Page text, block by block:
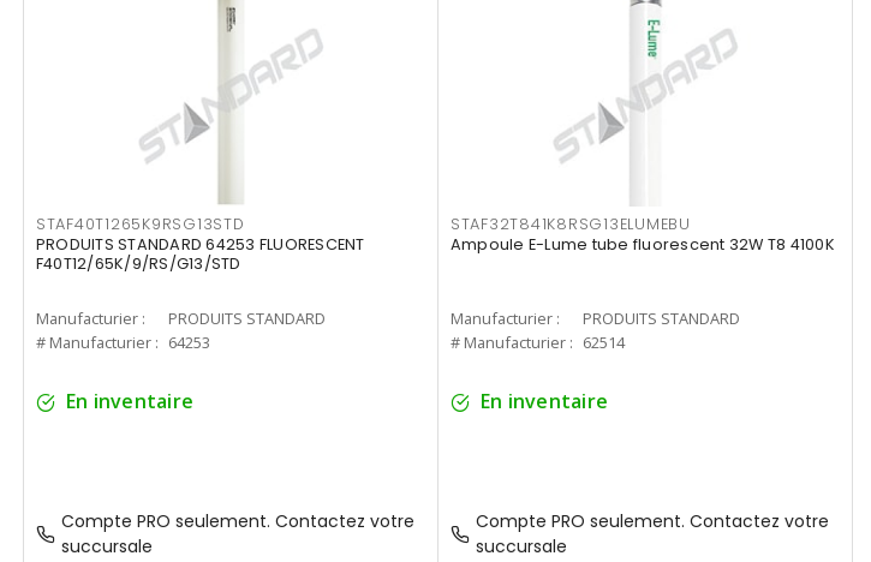
STAF40T1265K9RSG13STD
PRODUITS STANDARD 64253 FLUORESCENT
F40T12/65K/9/RS/G13/STD
Manufacturier :
PRODUITS STANDARD
# Manufacturier : 64253
En inventaire
Compte PRO seulement. Contactez votre
succursale
STAF32T841K8RSG13ELUMEBU
Ampoule E-Lume tube fluorescent 32W T8 4100K
Manufacturier :
PRODUITS STANDARD
# Manufacturier : 62514
En inventaire
Compte PRO seulement. Contactez votre
succursale